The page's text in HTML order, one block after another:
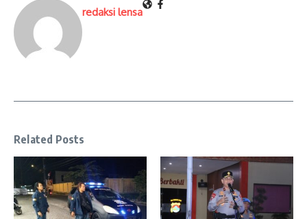
redaksi lensa
Related Posts